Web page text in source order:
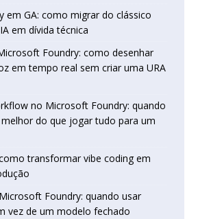
em GA: como migrar do clássico
em dívida técnica
Foundry: como desenhar
em tempo real sem criar uma URA
no Microsoft Foundry: quando
do que jogar tudo para um
transformar vibe coding em
Foundry: quando usar
vez de um modelo fechado